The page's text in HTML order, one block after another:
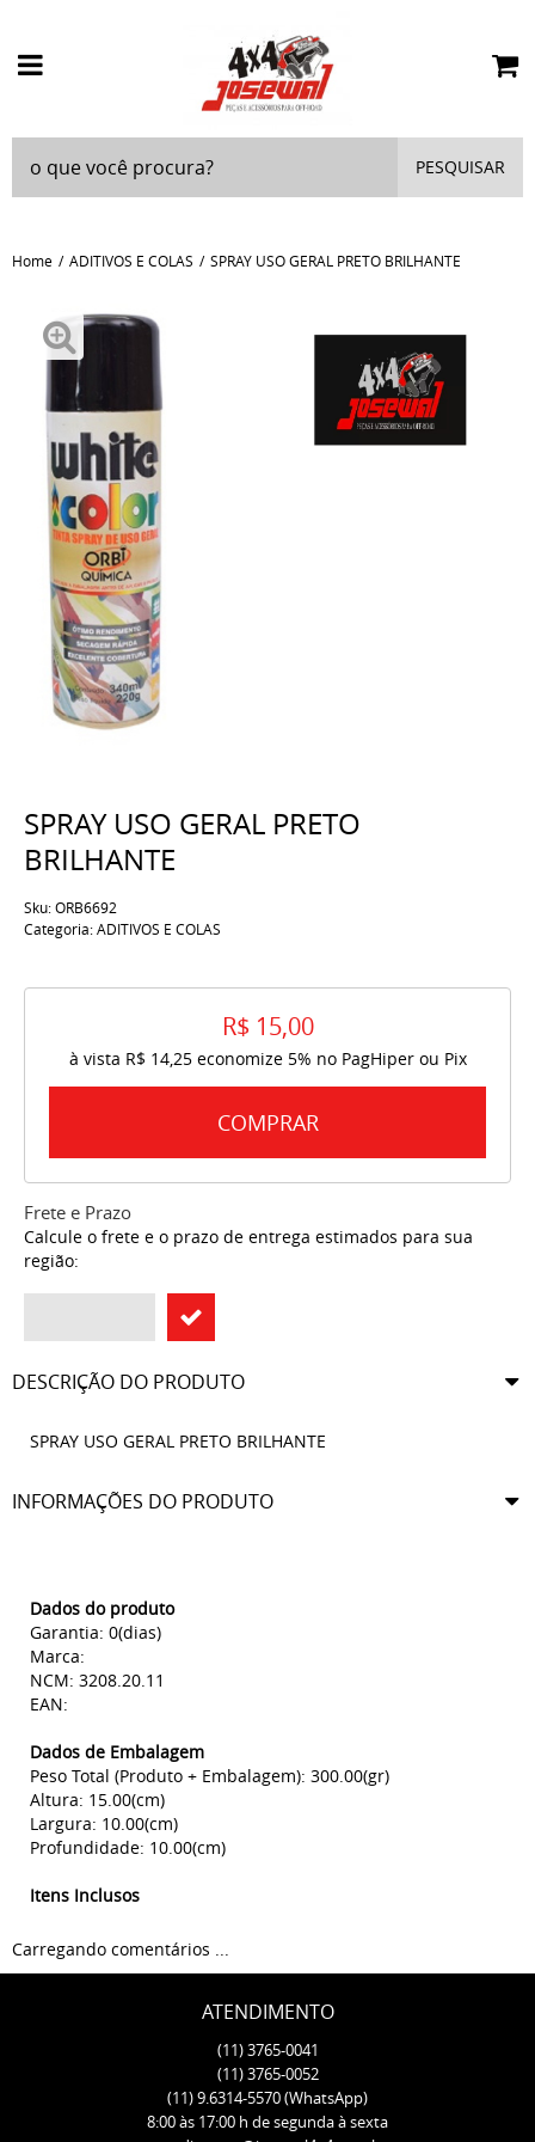
PESQUISAR
Home ADITIVOS E COLAS SPRAY USO GERAL PRETO BRILHANTE
SPRAY USO GERAL PRETO
BRILHANTE
Sku:ORB6692
Categoria:ADITIVOS E COLAS
R$ 15,00
à vista R$ 14,25economize 5% no PagHiper ou Pix
COMPRAR
Frete e Prazo
Calcule o frete e o prazo de entrega estimados para sua
região:
DESCRIÇÃO DO PRODUTO
SPRAY USO GERAL PRETO BRILHANTE
INFORMAÇÕES DO PRODUTO
Dados do produto
Garantia: 0(dias)
Marca:
NCM: 3208.20.11
EAN:
Dados de Embalagem
Peso Total (Produto + Embalagem): 300.00(gr)
Altura: 15.00(cm)
Largura: 10.00(cm)
Profundidade: 10.00(cm)
Itens Inclusos
Carregando comentários ...
ATENDIMENTO
(11)3765-0041
(11)3765-0052
(11)9.6314-5570(WhatsApp)
8:00 às 17:00 h de segunda à sexta